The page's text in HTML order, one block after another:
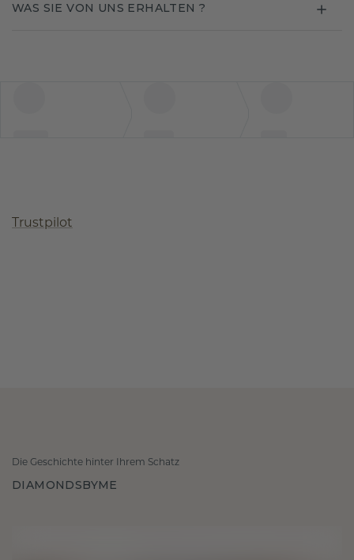
WAS SIE VON UNS ERHALTEN ?
Trustpilot
Die Geschichte hinter Ihrem Schatz
DIAMONDSBYME